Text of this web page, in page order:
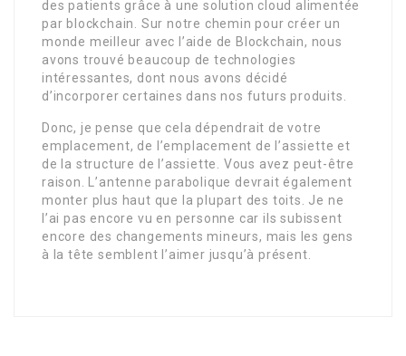
des patients grâce à une solution cloud alimentée
par blockchain. Sur notre chemin pour créer un
monde meilleur avec l’aide de Blockchain, nous
avons trouvé beaucoup de technologies
intéressantes, dont nous avons décidé
d’incorporer certaines dans nos futurs produits.
Donc, je pense que cela dépendrait de votre
emplacement, de l’emplacement de l’assiette et
de la structure de l’assiette. Vous avez peut-être
raison. L’antenne parabolique devrait également
monter plus haut que la plupart des toits. Je ne
l’ai pas encore vu en personne car ils subissent
encore des changements mineurs, mais les gens
à la tête semblent l’aimer jusqu’à présent.